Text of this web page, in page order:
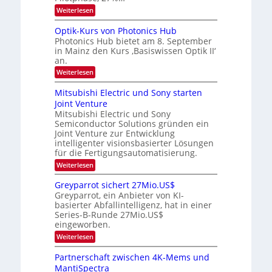
e
i
t
u
n
s
T
r
e
n
d
s
s
W
a
c
h
s
t
u
m
i
m
e
r
s
t
e
n
H
a
l
b
j
a
h
r
a
e
u
s
-
S
m
i
a
r
Weiterlesen:
K
-
E
i
s
a
t
z
n
i
m
m
t
i
n
d
e
D
A
C
H
-
I
n
d
u
Optik-Kurs von Photonics Hub
Photonics Hub bietet am 8. September
in Mainz den Kurs ‚Basiswissen Optik II‘
an.
Weiterlesen:
O
p
t
i
k
-
K
u
r
s
v
o
n
P
h
o
t
o
n
i
c
s
H
Mitsubishi Electric und Sony starten
Joint Venture
Mitsubishi Electric und Sony
Semiconductor Solutions gründen ein
Joint Venture zur Entwicklung
intelligenter visionsbasierter Lösungen
für die Fertigungsautomatisierung.
Weiterlesen:
M
t
s
u
b
i
s
h
i
E
l
Greyparrot sichert 27Mio.US$
Greyparrot, ein Anbieter von KI-
basierter Abfallintelligenz, hat in einer
Series-B-Runde 27Mio.US$
eingeworben.
Weiterlesen:
G
r
e
y
Partnerschaft zwischen 4K-Mems und
MantiSpectra